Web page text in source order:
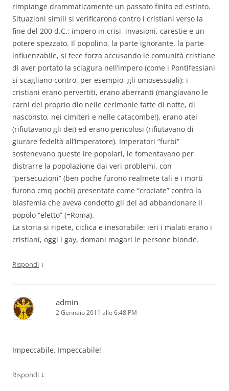
rimpiange drammaticamente un passato finito ed estinto.
Situazioni simili si verificarono contro i cristiani verso la
fine del 200 d.C.: impero in crisi, invasioni, carestie e un
potere spezzato. Il popolino, la parte ignorante, la parte
influenzabile, si fece forza accusando le comunità cristiane
di aver portato la sciagura nell’impero (come i Pontifessiani
si scagliano contro, per esempio, gli omosessuali): i
cristiani erano pervertiti, erano aberranti (mangiavano le
carni del proprio dio nelle cerimonie fatte di notte, di
nasconsto, nei cimiteri e nelle catacombe!), erano atei
(rifiutavano gli dei) ed erano pericolosi (rifiutavano di
giurare fedeltà all’imperatore). Imperatori “furbi”
sostenevano queste ire popolari, le fomentavano per
distrarre la popolazione dai veri problemi, con
“persecuzioni” (ben poche furono realmete tali e i morti
furono cmq pochi) presentate come “crociate” contro la
blasfemia che aveva condotto gli dei ad abbandonare il
popolo “eletto” (=Roma).
La storia si ripete, ciclica e inesorabile: ieri i malati erano i
cristiani, oggi i gay, domani magari le persone bionde.
Rispondi ↓
admin
2 Gennaio 2011 alle 6:48 PM
Impeccabile. Impeccabile!
Rispondi ↓